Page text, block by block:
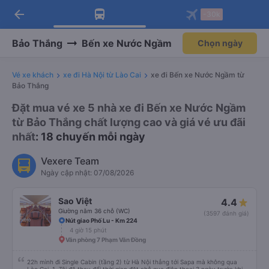
Tải app Vexere ngay!
Nhận ưu đãi thành viên độc
Mở app
Tải app Vexere
-30k/ghế khi đặt vé máy bay qua
Mở app
arrow_back
Bảo Thắng Bến xe Nước Ngầm Chọn ngày
Vé xe khách xe đi Hà Nội từ Lào Cai
xe đi Bến xe Nước Ngầm từ
Bảo Thắng
Đặt mua vé xe 5 nhà xe đi Bến xe Nước Ngầm
từ Bảo Thắng chất lượng cao và giá vé ưu đãi
nhất: 18 chuyến mỗi ngày
Vexere Team
Ngày cập nhật: 07/08/2026
Sao Việt
Giường nằm 36 chỗ (WC)
4.4
(3597 đánh giá)
Nút giao Phố Lu - Km 224
4 giờ 15 phút
Văn phòng 7 Phạm Văn Đồng
22h mình đi Single Cabin (tầng 2) từ Hà Nội thẳng tới Sapa mà không qua